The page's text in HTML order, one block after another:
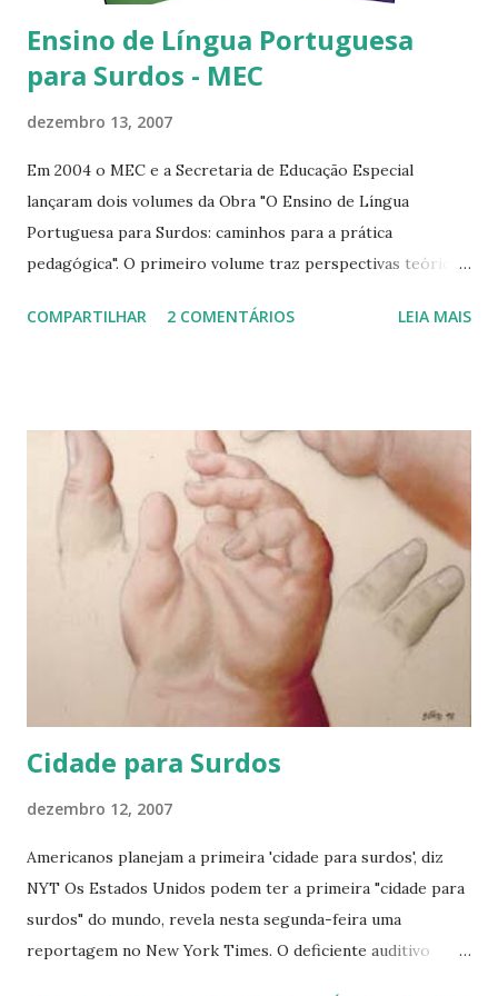
dessas IESs...
Ensino de Língua Portuguesa
para Surdos - MEC
dezembro 13, 2007
Em 2004 o MEC e a Secretaria de Educação Especial
lançaram dois volumes da Obra "O Ensino de Língua
Portuguesa para Surdos: caminhos para a prática
pedagógica". O primeiro volume traz perspectivas teóricas
educação. O segundo volume traz idéias de oficinas para
área. Disponibilizo aqui para aqueles que querem baixar, em
PDF. Volume 1 (clique aqui) Volume 2 (clique aqui) Abraços!!!
COMPARTILHAR 2 COMENTÁRIOS LEIA MAIS
Cidade para Surdos
dezembro 12, 2007
Americanos planejam a primeira 'cidade para surdos', diz
NYT Os Estados Unidos podem ter a primeira "cidade para
surdos" do mundo, revela nesta segunda-feira uma
reportagem no New York Times. O deficiente auditivo